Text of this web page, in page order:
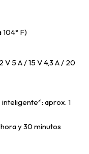
F)
V 5 A / 15 V 4,3 A / 20
aprox. 1
y 30 minutos